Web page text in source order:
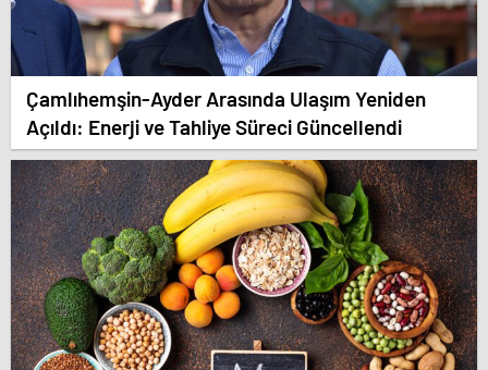
Çamlıhemşin-Ayder Arasında Ulaşım Yeniden
Açıldı: Enerji ve Tahliye Süreci Güncellendi